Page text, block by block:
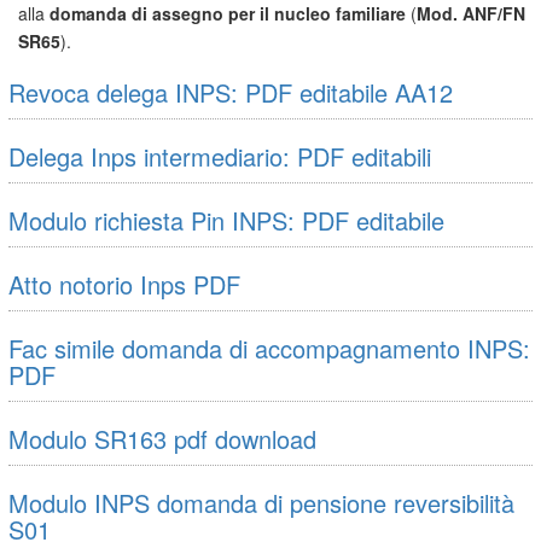
alladomanda di assegno per il nucleo familiare (Mod. ANF/FN
SR65).
Il
modello SR65
deve essere compilato dal genitore convivente con
i propri figli solo se i figli naturali sono stati riconosciuti da entrambi i
Revoca delega INPS: PDF editabile AA12
Delega Inps intermediario: PDF editabili
Modulo richiesta Pin INPS: PDF editabile
Atto notorio Inps PDF
Fac simile domanda di accompagnamento INPS:
PDF
Modulo SR163 pdf download
Modulo INPS domanda di pensione reversibilità
S01